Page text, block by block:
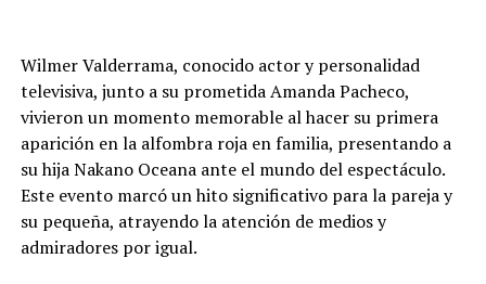
Wilmer Valderrama, conocido actor y personalidad
televisiva, junto a su prometida Amanda Pacheco,
vivieron un momento memorable al hacer su primera
aparición en la alfombra roja en familia, presentando a
su hija Nakano Oceana ante el mundo del espectáculo.
Este evento marcó un hito significativo para la pareja y
su pequeña, atrayendo la atención de medios y
admiradores por igual.